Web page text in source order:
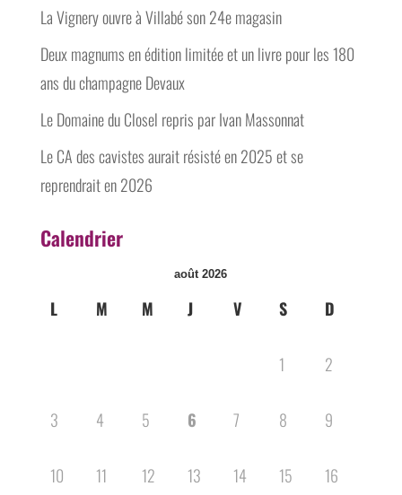
La Vignery ouvre à Villabé son 24e magasin
Deux magnums en édition limitée et un livre pour les 180
ans du champagne Devaux
Le Domaine du Closel repris par Ivan Massonnat
Le CA des cavistes aurait résisté en 2025 et se
reprendrait en 2026
Calendrier
août 2026
L M M J V S D
1 2
3 4 5 6 7 8 9
10 11 12 13 14 15 16